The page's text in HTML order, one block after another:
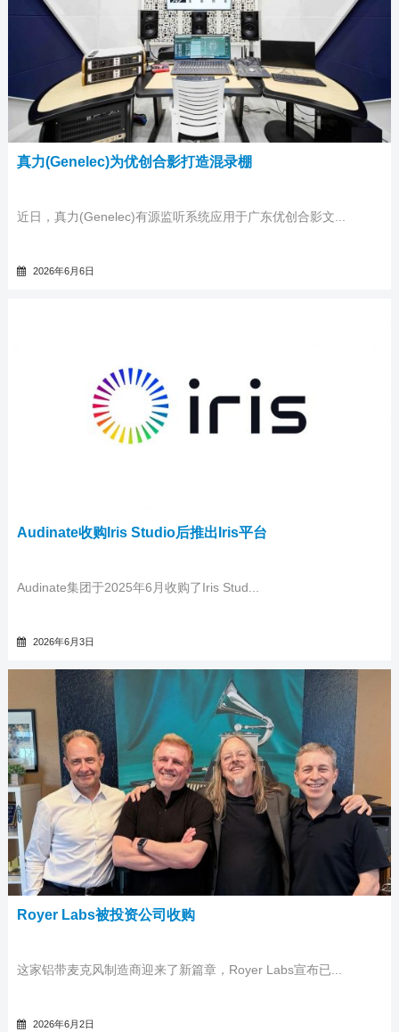
真力(Genelec)为优创合影打造混录棚
近日，真力(Genelec)有源监听系统应用于广东优创合影文...
2026年6月6日
Audinate收购Iris Studio后推出Iris平台
Audinate集团于2025年6月收购了Iris Stud...
2026年6月3日
Royer Labs被投资公司收购
这家铝带麦克风制造商迎来了新篇章，Royer Labs宣布已...
2026年6月2日